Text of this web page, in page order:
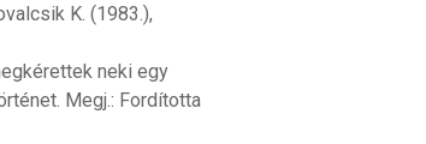
K. (1983.),
neki egy
Megj.: Fordította